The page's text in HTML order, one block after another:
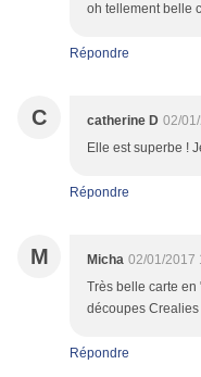
oh tellement belle
Répondre
C catherine D 02/
Elle est superbe !
Répondre
M Micha 02/01/2017
Très belle carte
découpes
Répondre